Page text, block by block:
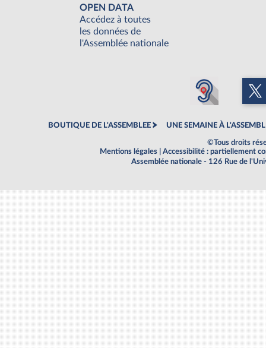
OPEN DATA
Accédez à toutes
les données de
l'Assemblée nationale
BOUTIQUE DE L'ASSEMBLEE UNE SEMAINE À
©Tous droits
Mentions légales
Accessibilité : partiellement
Assemblée nationale - 126 Rue de